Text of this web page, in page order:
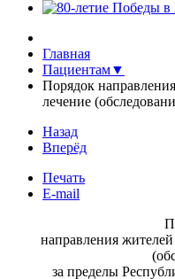
Главная
Пациентам▼
Порядок
лечение
Назад
Вперёд
Печать
E-mail
направления
за пределы